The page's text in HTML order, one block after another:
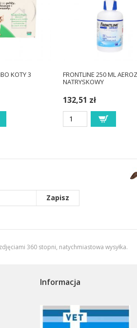
KOTY 3
FRONTLINE 250 ML
NATRYSKOWY
132,51 zł
Zapisz
360 stopni, natychmiastowa wysyłka.
Informacja